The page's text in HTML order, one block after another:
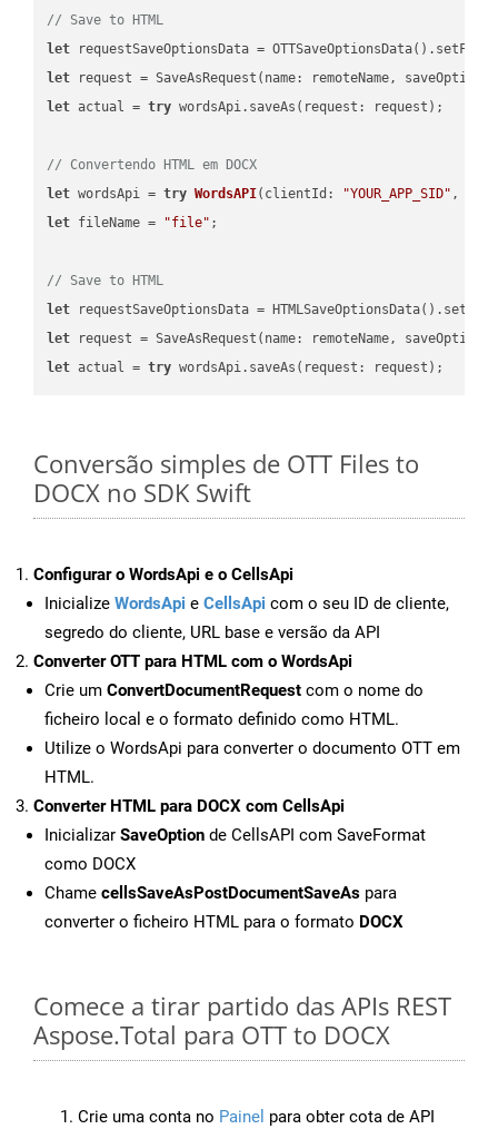
// Save to HTML
let requestSaveOptionsData =
let request = SaveAsRequest(name: remoteName,
let actual = try wordsApi.saveAs(request: request);
// Convertendo HTML em DOCX
let wordsApi = try WordsAPI( clientId: "YOUR_APP_SID" ,
let fileName = "file" ;
// Save to HTML
let requestSaveOptionsData =
let request = SaveAsRequest(name: remoteName,
let actual = try
Conversão simples de OTT Files to
DOCX no SDK Swift
Configurar o WordsApi e o CellsApi
Inicialize WordsApi e CellsApi com o seu ID de cliente,
segredo do cliente, URL base e versão da API
Converter OTT para HTML com o WordsApi
Crie um ConvertDocumentRequest com o nome do
ficheiro local e o formato definido como HTML.
Utilize o WordsApi para converter o documento OTT em
HTML.
Converter HTML para DOCX com CellsApi
Inicializar SaveOption de CellsAPI com SaveFormat
como DOCX
Chame cellsSaveAsPostDocumentSaveAs para
converter o ficheiro HTML para o formato DOCX
Comece a tirar partido das APIs REST
Aspose.Total para OTT to DOCX
Crie uma conta no Painel para obter cota de API